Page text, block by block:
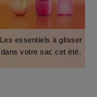
Les essentiels à glisser
dans votre sac cet été.